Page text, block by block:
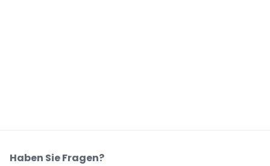
Haben Sie Fragen?